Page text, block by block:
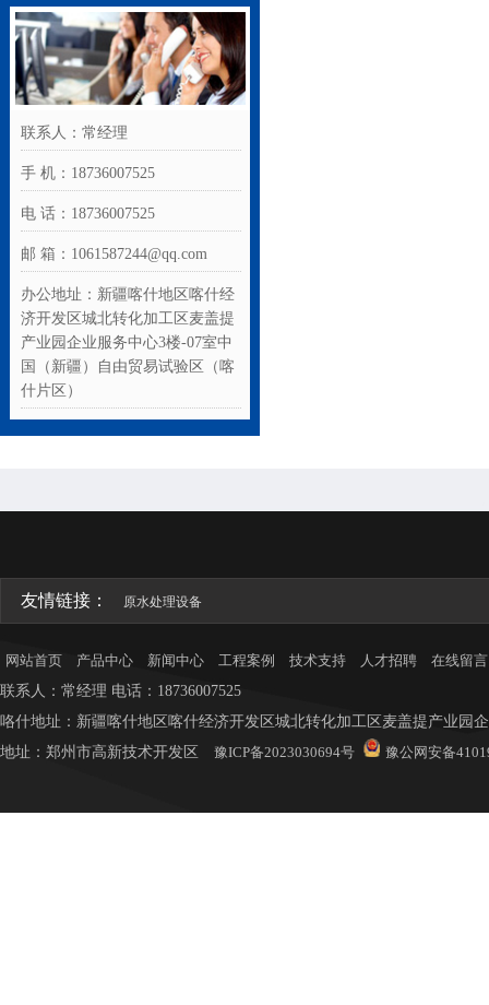
联系人：常经理
手 机：18736007525
电 话：18736007525
邮 箱：1061587244@qq.com
办公地址：新疆喀什地区喀什经
济开发区城北转化加工区麦盖提
产业园企业服务中心3楼-07室中
国（新疆）自由贸易试验区（喀
什片区）
友情链接： 原水处理设备
网站首页 产品中心 新闻中心 工程案例 技术支持 人才招聘
在线留言
联系人：常经理 电话：18736007525
咯什地址：新疆喀什地区喀什经济开发区城北转化加工区麦盖提产业园
地址： 郑州市高新技术开发区 豫ICP备2023030694号 豫公网安备